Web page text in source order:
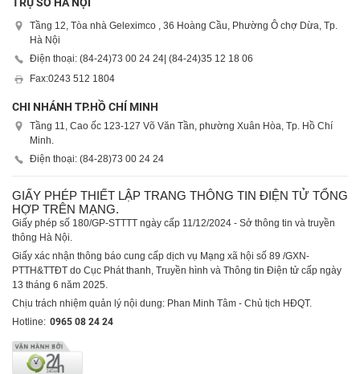
TRỤ SỞ HÀ NỘI
Tầng 12, Tòa nhà Geleximco , 36 Hoàng Cầu, Phường Ô chợ Dừa, Tp.
Hà Nội
Điện thoại: (84-24)73 00 24 24 | (84-24)35 12 18 06
Fax:0243 512 1804
CHI NHÁNH TP.HỒ CHÍ MINH
Tầng 11, Cao ốc 123-127 Võ Văn Tần, phường Xuân Hòa, Tp. Hồ Chí
Minh.
Điện thoại: (84-28)73 00 24 24
GIẤY PHÉP THIẾT LẬP TRANG THÔNG TIN ĐIỆN TỬ TỔNG
HỢP TRÊN MẠNG.
Giấy phép số 180/GP-STTTT ngày cấp 11/12/2024 - Sở thông tin và truyền
thông Hà Nội.
Giấy xác nhận thông báo cung cấp dịch vụ Mạng xã hội số 89 /GXN-
PTTH&TTĐT do Cục Phát thanh, Truyền hình và Thông tin Điện tử cấp ngày
13 tháng 6 năm 2025.
Chịu trách nhiệm quản lý nội dung: Phan Minh Tâm - Chủ tịch HĐQT.
Hotline: 0965 08 24 24